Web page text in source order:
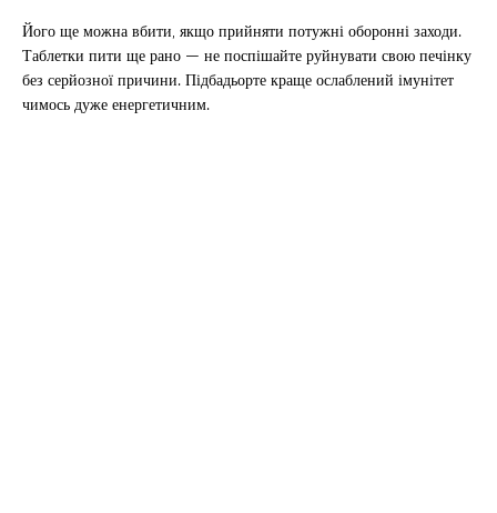
Його ще можна вбити, якщо прийняти потужні оборонні заходи.
Таблетки пити ще рано — не поспішайте руйнувати свою печінку
без серйозної причини. Підбадьорте краще ослаблений імунітет
чимось дуже енергетичним.